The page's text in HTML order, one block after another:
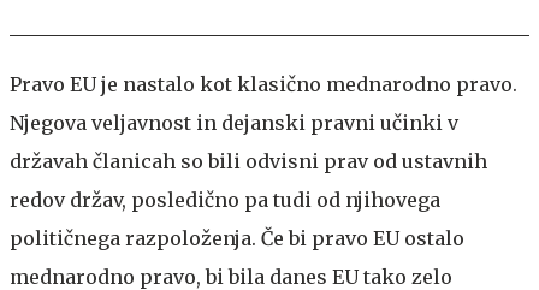
Pravo EU je nastalo kot klasično mednarodno pravo.
Njegova veljavnost in dejanski pravni učinki v
državah članicah so bili odvisni prav od ustavnih
redov držav, posledično pa tudi od njihovega
političnega razpoloženja. Če bi pravo EU ostalo
mednarodno pravo, bi bila danes EU tako zelo